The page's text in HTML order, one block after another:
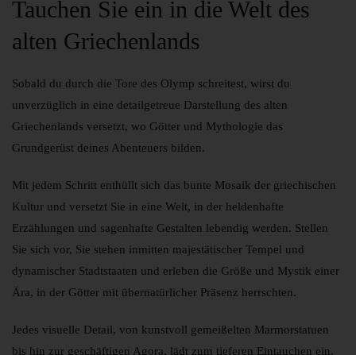
Tauchen Sie ein in die Welt des
alten Griechenlands
Sobald du durch die Tore des Olymp schreitest, wirst du
unverzüglich in eine detailgetreue Darstellung des alten
Griechenlands versetzt, wo Götter und Mythologie das
Grundgerüst deines Abenteuers bilden.
Mit jedem Schritt enthüllt sich das bunte Mosaik der griechischen
Kultur und versetzt Sie in eine Welt, in der heldenhafte
Erzählungen und sagenhafte Gestalten lebendig werden. Stellen
Sie sich vor, Sie stehen inmitten majestätischer Tempel und
dynamischer Stadtstaaten und erleben die Größe und Mystik einer
Ära, in der Götter mit übernatürlicher Präsenz herrschten.
Jedes visuelle Detail, von kunstvoll gemeißelten Marmorstatuen
bis hin zur geschäftigen Agora, lädt zum tieferen Eintauchen ein.